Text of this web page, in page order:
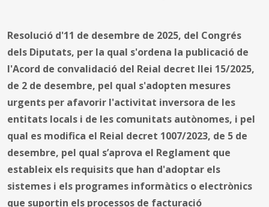
Resolució d'11 de desembre de 2025, del Congrés
dels Diputats, per la qual s'ordena la publicació de
l'Acord de convalidació del Reial decret llei 15/2025,
de 2 de desembre, pel qual s'adopten mesures
urgents per afavorir l'activitat inversora de les
entitats locals i de les comunitats autònomes, i pel
qual es modifica el Reial decret 1007/2023, de 5 de
desembre, pel qual s’aprova el Reglament que
estableix els requisits que han d'adoptar els
sistemes i els programes informàtics o electrònics
que suportin els processos de facturació